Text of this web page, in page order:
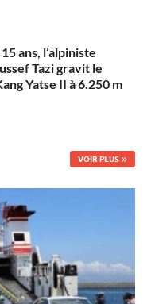
ans, l’alpiniste
Tazi gravit le
Yatse II à 6.250 m
VOIR PLUS